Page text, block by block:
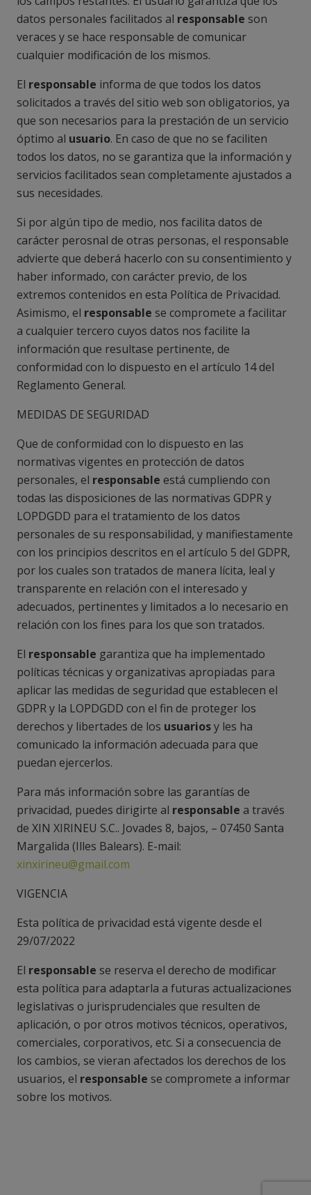
datos personales facilitados al responsable son
veraces y se hace responsable de comunicar
cualquier modificación de los mismos.
El responsable informa de que todos los datos
solicitados a través del sitio web son obligatorios, ya
que son necesarios para la prestación de un servicio
óptimo al usuario. En caso de que no se faciliten
todos los datos, no se garantiza que la información y
servicios facilitados sean completamente ajustados a
sus necesidades.
Si por algún tipo de medio, nos facilita datos de
carácter perosnal de otras personas, el responsable
advierte que deberá hacerlo con su consentimiento y
haber informado, con carácter previo, de los
extremos contenidos en esta Política de Privacidad.
Asimismo, el responsable se compromete a facilitar
a cualquier tercero cuyos datos nos facilite la
información que resultase pertinente, de
conformidad con lo dispuesto en el artículo 14 del
Reglamento General.
MEDIDAS DE SEGURIDAD
Que de conformidad con lo dispuesto en las
normativas vigentes en protección de datos
personales, el responsable está cumpliendo con
todas las disposiciones de las normativas GDPR y
LOPDGDD para el tratamiento de los datos
personales de su responsabilidad, y manifiestamente
con los principios descritos en el artículo 5 del GDPR,
por los cuales son tratados de manera lícita, leal y
transparente en relación con el interesado y
adecuados, pertinentes y limitados a lo necesario en
relación con los fines para los que son tratados.
El responsable garantiza que ha implementado
políticas técnicas y organizativas apropiadas para
aplicar las medidas de seguridad que establecen el
GDPR y la LOPDGDD con el fin de proteger los
derechos y libertades de los usuariosy les ha
comunicado la información adecuada para que
puedan ejercerlos.
Para más información sobre las garantías de
privacidad, puedes dirigirte al responsable a través
de XIN XIRINEU S.C.. Jovades 8, bajos, – 07450 Santa
Margalida (Illes Balears). E-mail:
xinxirineu@gmail.com
VIGENCIA
Esta política de privacidad está vigente desde el
29/07/2022
El responsable se reserva el derecho de modificar
esta política para adaptarla a futuras actualizaciones
legislativas o jurisprudenciales que resulten de
aplicación, o por otros motivos técnicos, operativos,
comerciales, corporativos, etc. Si a consecuencia de
los cambios, se vieran afectados los derechos de los
usuarios, el responsable se compromete a informar
sobre los motivos.